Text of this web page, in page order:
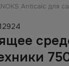
Anticalc для
12924